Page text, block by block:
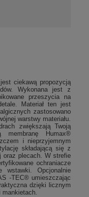
ciekawą propozycją
Wykonana jest z
przeszycia na
Materiał ten jest
zastosowano
warstwy materiału.
zwiększają Twoją
membranę Humax®
i nieprzyjemnym
składającą się z
oraz plecach. W strefie
ochraniacze
Opcjonalnie
-TEC® umieszczając
dzięki licznym
mankietach.